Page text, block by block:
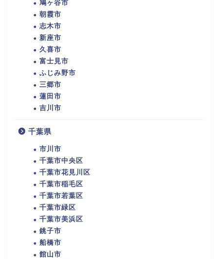
鳩ヶ谷市
朝霞市
志木市
新座市
久喜市
富士見市
ふじみ野市
三郷市
蓮田市
吉川市
千葉県
市川市
千葉市中央区
千葉市花見川区
千葉市稲毛区
千葉市若葉区
千葉市緑区
千葉市美浜区
銚子市
船橋市
館山市